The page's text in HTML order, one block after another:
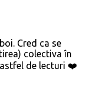
Cred ca se
colectiva în
de lecturi ❤️